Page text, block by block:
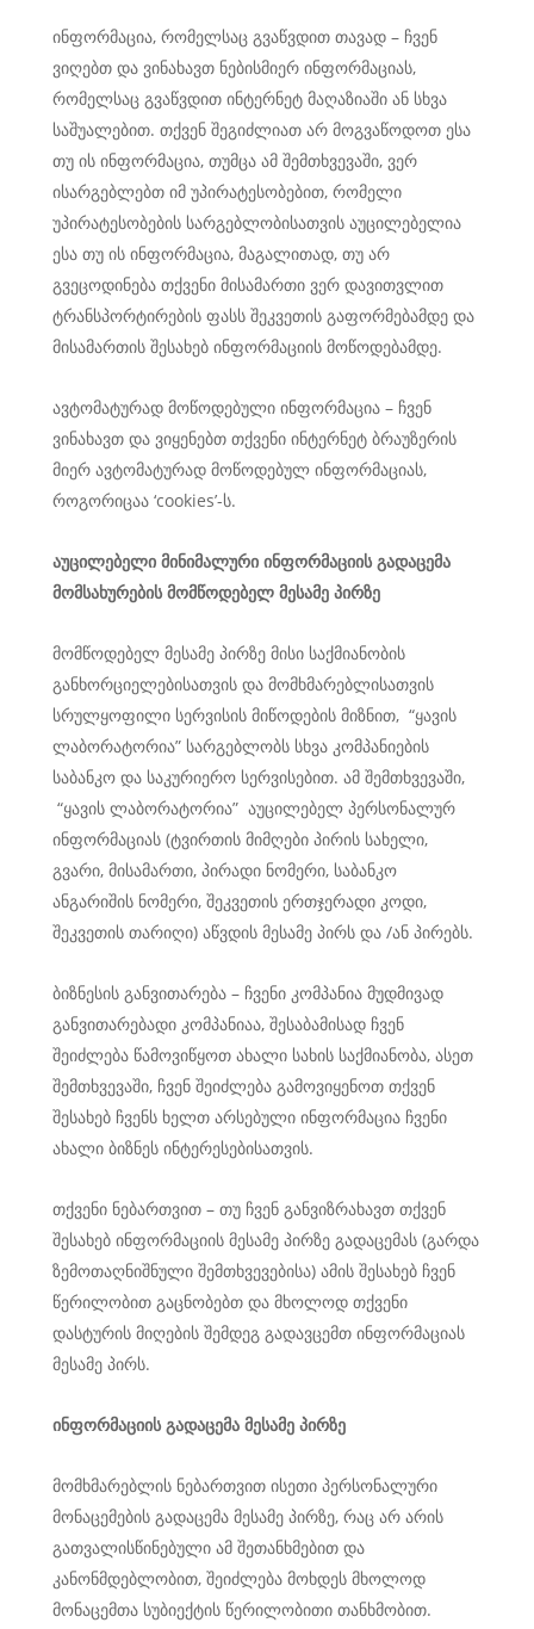
ინფორმაცია, რომელსაც გვაწვდით თავად – ჩვენ
ვიღებთ და ვინახავთ ნებისმიერ ინფორმაციას,
რომელსაც გვაწვდით ინტერნეტ მაღაზიაში ან სხვა
საშუალებით. თქვენ შეგიძლიათ არ მოგვაწოდოთ ესა
თუ ის ინფორმაცია, თუმცა ამ შემთხვევაში, ვერ
ისარგებლებთ იმ უპირატესობებით, რომელი
უპირატესობების სარგებლობისათვის აუცილებელია
ესა თუ ის ინფორმაცია, მაგალითად, თუ არ
გვეცოდინება თქვენი მისამართი ვერ დავითვლით
ტრანსპორტირების ფასს შეკვეთის გაფორმებამდე და
მისამართის შესახებ ინფორმაციის მოწოდებამდე.
ავტომატურად მოწოდებული ინფორმაცია – ჩვენ
ვინახავთ და ვიყენებთ თქვენი ინტერნეტ ბრაუზერის
მიერ ავტომატურად მოწოდებულ ინფორმაციას,
როგორიცაა ‘cookies’-ს.
აუცილებელი მინიმალური ინფორმაციის გადაცემა
მომსახურების მომწოდებელ მესამე პირზე
მომწოდებელ მესამე პირზე მისი საქმიანობის
განხორციელებისათვის და მომხმარებლისათვის
სრულყოფილი სერვისის მიწოდების მიზნით, “ყავის
ლაბორატორია” სარგებლობს სხვა კომპანიების
საბანკო და საკურიერო სერვისებით. ამ შემთხვევაში,
“ყავის ლაბორატორია” აუცილებელ პერსონალურ
ინფორმაციას (ტვირთის მიმღები პირის სახელი,
გვარი, მისამართი, პირადი ნომერი, საბანკო
ანგარიშის ნომერი, შეკვეთის ერთჯერადი კოდი,
შეკვეთის თარიღი) აწვდის მესამე პირს და /ან პირებს.
ბიზნესის განვითარება – ჩვენი კომპანია მუდმივად
განვითარებადი კომპანიაა, შესაბამისად ჩვენ
შეიძლება წამოვიწყოთ ახალი სახის საქმიანობა, ასეთ
შემთხვევაში, ჩვენ შეიძლება გამოვიყენოთ თქვენ
შესახებ ჩვენს ხელთ არსებული ინფორმაცია ჩვენი
ახალი ბიზნეს ინტერესებისათვის.
თქვენი ნებართვით – თუ ჩვენ განვიზრახავთ თქვენ
შესახებ ინფორმაციის მესამე პირზე გადაცემას (გარდა
ზემოთაღნიშნული შემთხვევებისა) ამის შესახებ ჩვენ
წერილობით გაცნობებთ და მხოლოდ თქვენი
დასტურის მიღების შემდეგ გადავცემთ ინფორმაციას
მესამე პირს.
ინფორმაციის გადაცემა მესამე პირზე
მომხმარებლის ნებართვით ისეთი პერსონალური
მონაცემების გადაცემა მესამე პირზე, რაც არ არის
გათვალისწინებული ამ შეთანხმებით და
კანონმდებლობით, შეიძლება მოხდეს მხოლოდ
მონაცემთა სუბიექტის წერილობითი თანხმობით.